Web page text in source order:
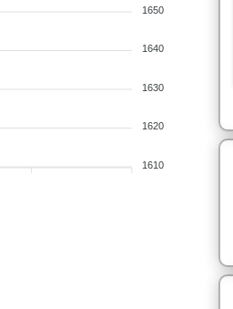
1650
1640
1630
1620
1610